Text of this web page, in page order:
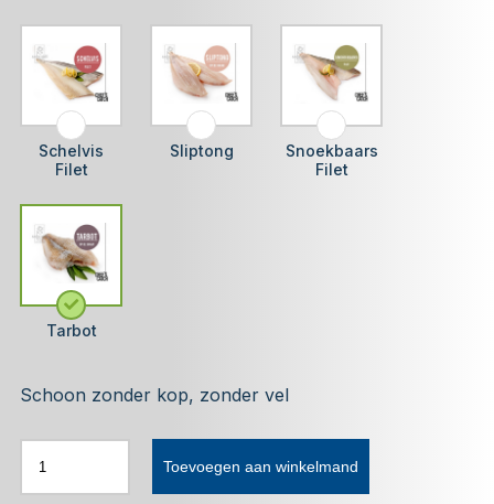
Schelvis
Filet
Sliptong
Snoekbaars
Filet
Tarbot
Schoon zonder kop, zonder vel
Toevoegen aan winkelmand